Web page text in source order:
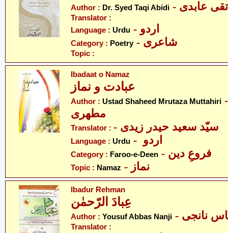
Author : Dr. Syed Taqi Abidi تقی عابدی
Translator :
Language : Urdu - اردو
Category : Poetry - شاعری
Topic :
Ibadaat o Namaz
عبادت و نماز
Author : Ustad Shaheed Mrutaza Muttahiri
مطھری
Translator :
Language : Urdu
Category : Faroo-e-Deen - فروعِ دین
Topic : Namaz
Ibadur Rehman
عِبادَ الرّحمٰن
Author : Yousuf Abbas Nanji نانجی
Translator :